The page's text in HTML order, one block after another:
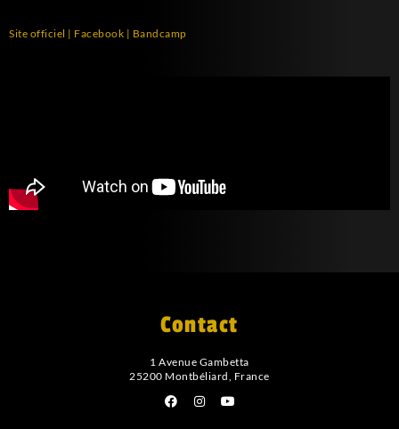
Site officiel | Facebook | Bandcamp
Contact
1 Avenue Gambetta
25200 Montbéliard, France